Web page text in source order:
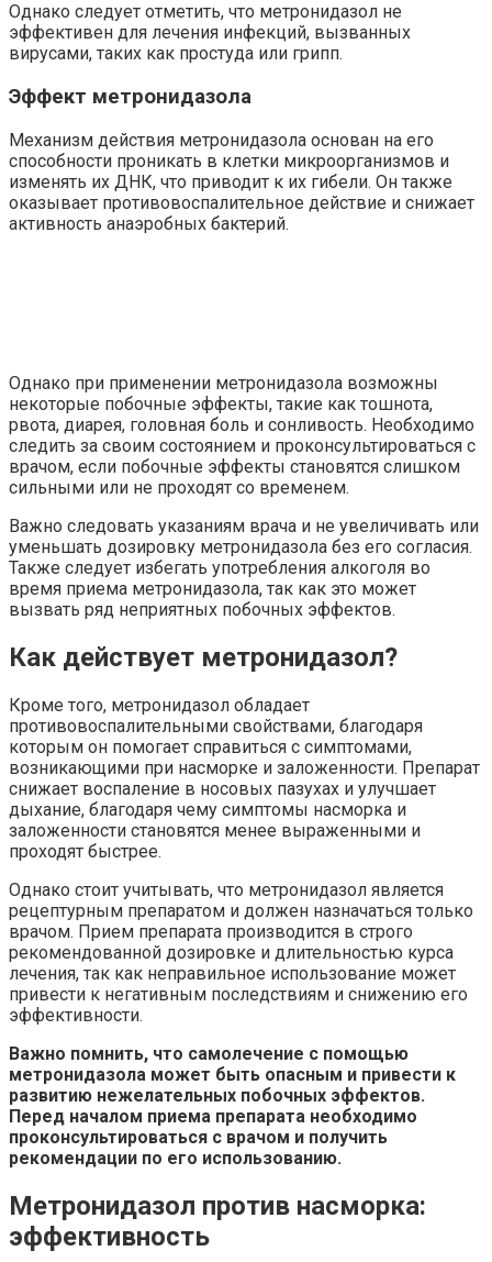
Однако следует отметить, что метронидазол не
эффективен для лечения инфекций, вызванных
вирусами, таких как простуда или грипп.
Эффект метронидазола
Механизм действия метронидазола основан на его
способности проникать в клетки микроорганизмов и
изменять их ДНК, что приводит к их гибели. Он также
оказывает противовоспалительное действие и снижает
активность анаэробных бактерий.
Однако при применении метронидазола возможны
некоторые побочные эффекты, такие как тошнота,
рвота, диарея, головная боль и сонливость. Необходимо
следить за своим состоянием и проконсультироваться с
врачом, если побочные эффекты становятся слишком
сильными или не проходят со временем.
Важно следовать указаниям врача и не увеличивать или
уменьшать дозировку метронидазола без его согласия.
Также следует избегать употребления алкоголя во
время приема метронидазола, так как это может
вызвать ряд неприятных побочных эффектов.
Как действует метронидазол?
Кроме того, метронидазол обладает
противовоспалительными свойствами, благодаря
которым он помогает справиться с симптомами,
возникающими при насморке и заложенности. Препарат
снижает воспаление в носовых пазухах и улучшает
дыхание, благодаря чему симптомы насморка и
заложенности становятся менее выраженными и
проходят быстрее.
Однако стоит учитывать, что метронидазол является
рецептурным препаратом и должен назначаться только
врачом. Прием препарата производится в строго
рекомендованной дозировке и длительностью курса
лечения, так как неправильное использование может
привести к негативным последствиям и снижению его
эффективности.
Важно помнить, что самолечение с помощью
метронидазола может быть опасным и привести к
развитию нежелательных побочных эффектов.
Перед началом приема препарата необходимо
проконсультироваться с врачом и получить
рекомендации по его использованию.
Метронидазол против насморка:
эффективность